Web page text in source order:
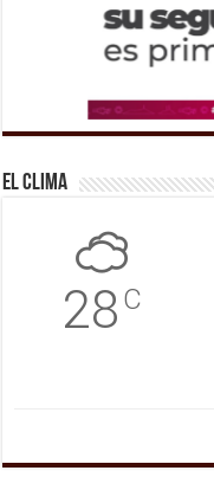
El Clima
28 C